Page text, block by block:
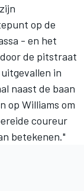
op de
- en het
de pitstraat
in
naast de baan
op Williams om
coureur
betekenen."